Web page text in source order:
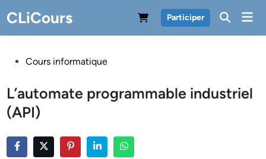
to
content
CLiCours Participer
PostedCours informatique
L’automate programmable industriel
(API)